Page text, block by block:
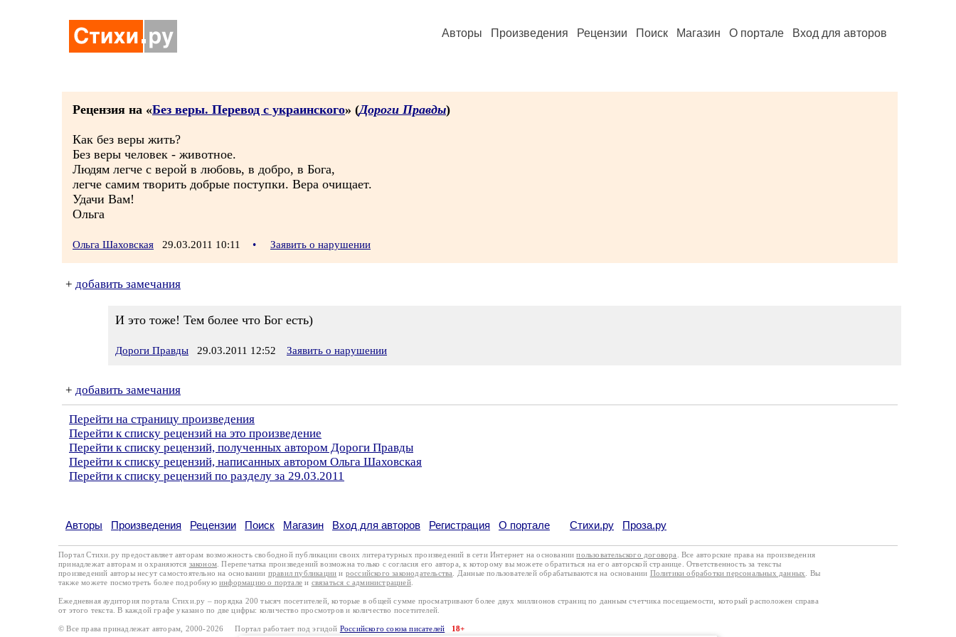
Авторы Произведения Рецензии Поиск Магазин О портале Вход для авторов
Рецензия на «Без веры. Перевод с украинского» (Дороги Правды)
Как без веры жить?
Без веры человек - животное.
Людям легче с верой в любовь, в добро, в Бога,
легче самим творить добрые поступки. Вера очищает.
Удачи Вам!
Ольга
Ольга Шаховская 29.03.2011 10:11 • Заявить о нарушении
+ добавить замечания
И это тоже! Тем более что Бог есть)
Дороги Правды 29.03.2011 12:52 Заявить о нарушении
+ добавить замечания
Перейти на страницу произведения
Перейти к списку рецензий на это произведение
Перейти к списку рецензий, полученных автором Дороги Правды
Перейти к списку рецензий, написанных автором Ольга Шаховская
Перейти к списку рецензий по разделу за 29.03.2011
Авторы Произведения Рецензии Поиск Магазин Вход для авторов Регистрация О портале Стихи.ру Проза.ру
Портал Стихи.ру предоставляет авторам возможность свободной публикации своих литературных произведений в сети Интернет на основаниипользовательского договора
. Все авторские права на произведения
принадлежат авторам и охраняются законом . Перепечатка произведений возможна только с согласия его автора, к которому вы можете обратиться на его авторской странице. Ответственность за тексты
произведений авторы несут самостоятельно на основании правил публикации и российского законодательства . Данные пользователей обрабатываются на основании Политики обработки персональных данных
. Вы
также можете посмотреть более подробную информацию о портале и связаться с администрацией.
Ежедневная аудитория портала Стихи.ру – порядка 200 тысяч посетителей, которые в общей сумме просматривают более двух миллионов страниц по данным счетчика посещаемости, который расположен справа
от этого текста. В каждой графе указано по две цифры: количество просмотров и количество посетителей.
© Все права принадлежат авторам, 2000-2026 Портал работает под эгидой Российского союза писателей 18+